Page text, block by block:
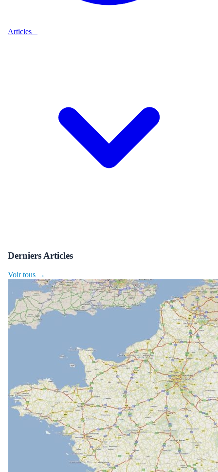
Articles
Derniers Articles
Voir tous →